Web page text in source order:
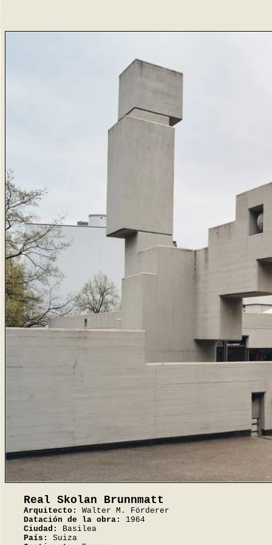
Real Skolan Brunnmatt
Arquitecto:
Walter M. Förderer
Datación de la obra:
1964
Ciudad:
Basilea
País:
Suiza